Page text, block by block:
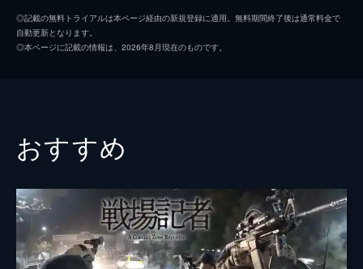
◎記載の無料トライアルは本ページ経由の新規登録に適用。無料期間終了後は通常料金で
自動更新となります。
◎本ページに記載の情報は、2026年8月現在のものです。
おすすめ